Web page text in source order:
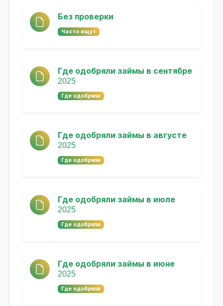
Без проверки
Часто ищут
Где одобряли займы в сентябре
2025
Где одобряли
Где одобряли займы в августе
2025
Где одобряли
Где одобряли займы в июле
2025
Где одобряли
Где одобряли займы в июне
2025
Где одобряли